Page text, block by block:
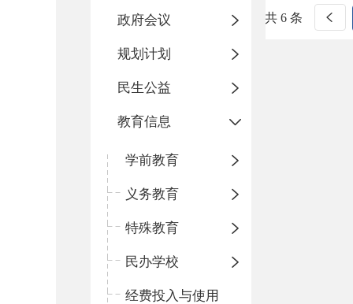
政府会议
规划计划
民生公益
教育信息
学前教育
义务教育
特殊教育
民办学校
经费投入与使用
共 6 条